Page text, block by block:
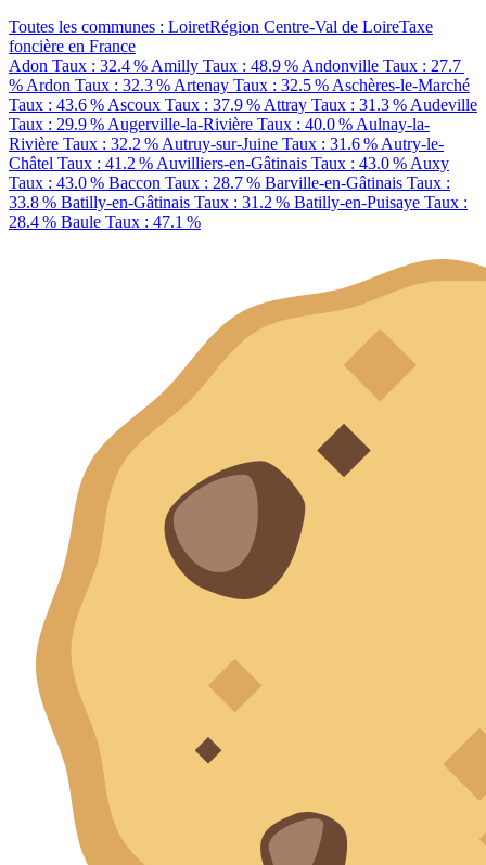
Toutes les communes : LoiretRégion Centre-Val de LoireTaxe
foncière en France
Adon Taux : 32.4 % Amilly Taux : 48.9 % Andonville Taux : 27.7
% Ardon Taux : 32.3 % Artenay Taux : 32.5 % Aschères-le-Marché
Taux : 43.6 % Ascoux Taux : 37.9 % Attray Taux : 31.3 % Audeville
Taux : 29.9 % Augerville-la-Rivière Taux : 40.0 % Aulnay-la-
Rivière Taux : 32.2 % Autruy-sur-Juine Taux : 31.6 % Autry-le-
Châtel Taux : 41.2 % Auvilliers-en-Gâtinais Taux : 43.0 % Auxy
Taux : 43.0 % Baccon Taux : 28.7 % Barville-en-Gâtinais Taux :
33.8 % Batilly-en-Gâtinais Taux : 31.2 % Batilly-en-Puisaye Taux :
28.4 % Baule Taux : 47.1 %